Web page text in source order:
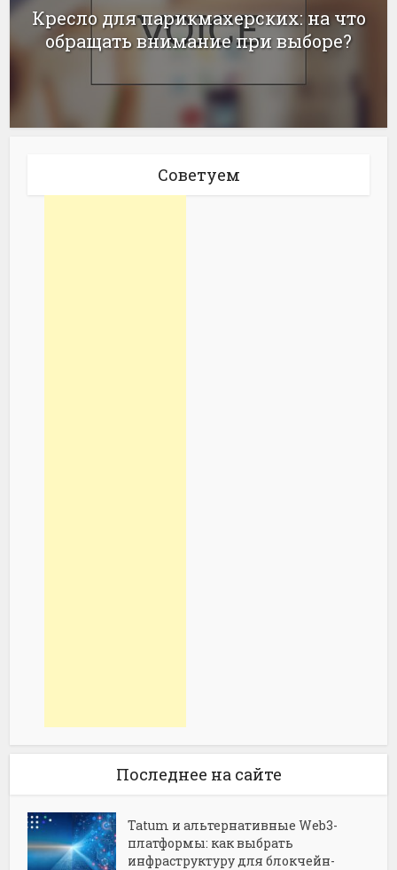
Кресло для парикмахерских: на что
обращать внимание при выборе?
Советуем
Последнее на сайте
Tatum и альтернативные Web3-
платформы: как выбрать
инфраструктуру для блокчейн-